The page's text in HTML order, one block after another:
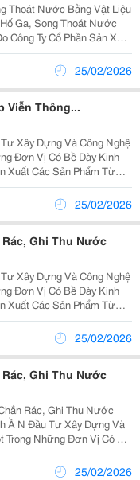
Thoát Nước Bằng Vật Liệu
Công Ty Cổ Phần Sản Xuất
Xây Dựng Trường Sơn
Xuất Sản Phẩm Chúng Tôi
25/02/2026
Viễn Thông...
Xây Dựng Và Công Nghệ
Đơn Vị Có Bề Dày Kinh
Xuất Các Sản Phẩm Từ
Bể Cáp, Nắp Hố Ga,
Vụ Cho Các Công Trình
25/02/2026
Ghi Thu Nước
Xây Dựng Và Công Nghệ
Đơn Vị Có Bề Dày Kinh
Xuất Các Sản Phẩm Từ
Bể Cáp, Nắp Hố Ga,
Vụ Cho Các Công Trình
25/02/2026
Ghi Thu Nước
Trong Những Đơn Vị Có Bề
Vực Sản Xuất Các Sản
Như: Nắp Bể Cáp, Nắp
25/02/2026